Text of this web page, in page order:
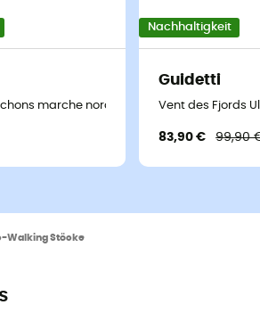
marche nordique
Nachhaltigkeit
Guidetti
Vent des Fjords
83,90 € 99,90
Walking Stöcke